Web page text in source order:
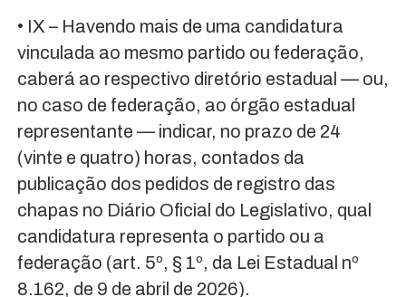
• IX – Havendo mais de uma candidatura
vinculada ao mesmo partido ou federação,
caberá ao respectivo diretório estadual — ou,
no caso de federação, ao órgão estadual
representante — indicar, no prazo de 24
(vinte e quatro) horas, contados da
publicação dos pedidos de registro das
chapas no Diário Oficial do Legislativo, qual
candidatura representa o partido ou a
federação (art. 5º, § 1º, da Lei Estadual nº
8.162, de 9 de abril de 2026).